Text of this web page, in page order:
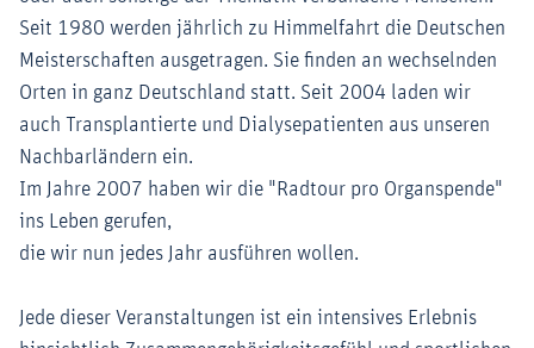
Seit 1980 werden jährlich zu Himmelfahrt die Deutschen
Meisterschaften ausgetragen. Sie finden an wechselnden
Orten in ganz Deutschland statt. Seit 2004 laden wir
auch Transplantierte und Dialysepatienten aus unseren
Nachbarländern ein.
Im Jahre 2007 haben wir die "Radtour pro Organspende"
ins Leben gerufen,
die wir nun jedes Jahr ausführen wollen.
Jede dieser Veranstaltungen ist ein intensives Erlebnis